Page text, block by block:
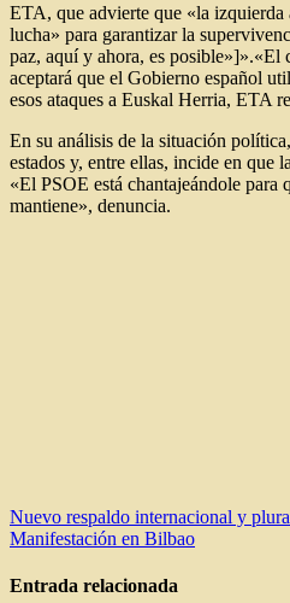
ETA, que advierte que «la izquierda
lucha» para garantizar la
paz, aquí y ahora, es
aceptará que el Gobierno español
esos ataques a Euskal Herria, ETA
En su análisis de la situación
estados y, entre ellas, incide en que
«El PSOE está chantajeándole
mantiene», denuncia.
Navegación
de
entradas
Nuevo respaldo internacional y
Manifestación en Bilbao
Entrada relacionada